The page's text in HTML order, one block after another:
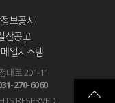
보공시
산공고
일시스템
대로 201-11
270-6060
RESERVED.